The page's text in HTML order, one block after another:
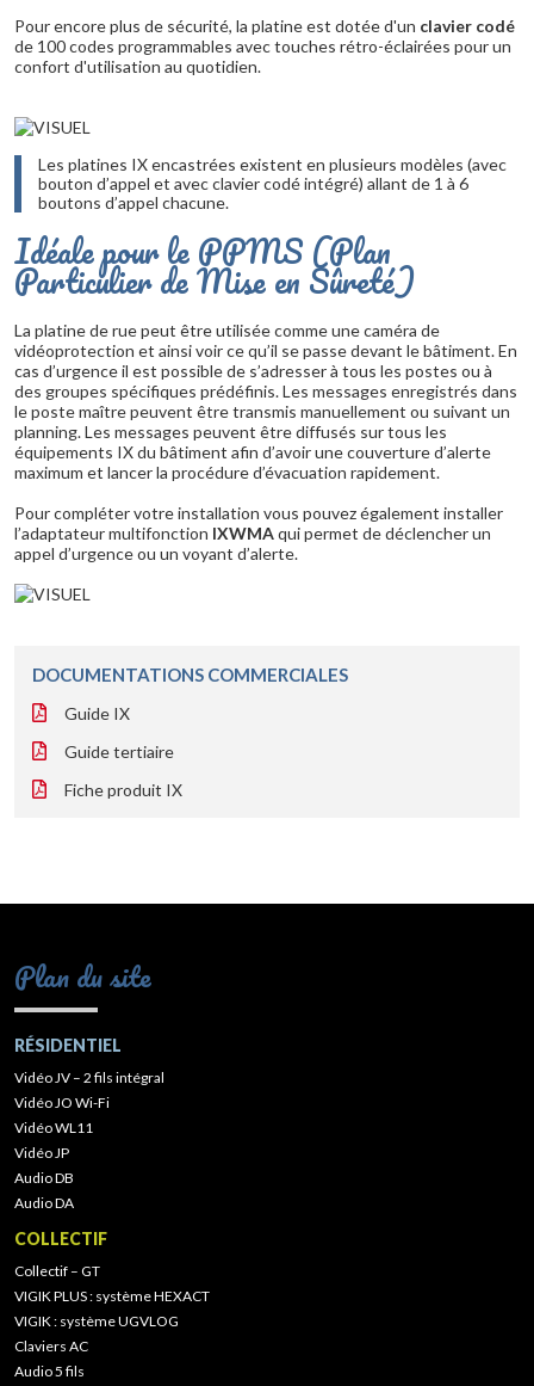
Pour encore plus de sécurité, la platine est dotée d'un clavier codé
de 100 codes programmables avec touches rétro-éclairées pour un
confort d'utilisation au quotidien.
Les platines IX encastrées existent en plusieurs modèles (avec
bouton d’appel et avec clavier codé intégré) allant de 1 à 6
boutons d’appel chacune.
Idéale pour le PPMS (Plan
Particulier de Mise en Sûreté)
La platine de rue peut être utilisée comme une caméra de
vidéoprotection et ainsi voir ce qu’il se passe devant le bâtiment. En
cas d’urgence il est possible de s’adresser à tous les postes ou à
des groupes spécifiques prédéfinis. Les messages enregistrés dans
le poste maître peuvent être transmis manuellement ou suivant un
planning. Les messages peuvent être diffusés sur tous les
équipements IX du bâtiment afin d’avoir une couverture d’alerte
maximum et lancer la procédure d’évacuation rapidement.
Pour compléter votre installation vous pouvez également installer
l’adaptateur multifonction IXWMAqui permet de déclencher un
appel d’urgence ou un voyant d’alerte.
DOCUMENTATIONS COMMERCIALES
Guide IX
Guide tertiaire
Fiche produit IX
Plan du site
RÉSIDENTIEL
Vidéo JV – 2 fils intégral
Vidéo JO Wi-Fi
Vidéo WL11
Vidéo JP
Audio DB
Audio DA
COLLECTIF
Collectif – GT
VIGIK PLUS : système HEXACT
VIGIK : système UGVLOG
Claviers AC
Audio 5 fils